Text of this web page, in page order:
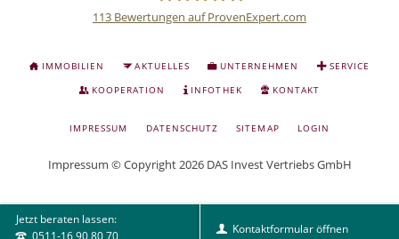
Jetzt beraten lassen:
0511-16 90 80 70
Kontaktformular öffnen
Anlage
und
Investitionen
113 Bewertungen auf ProvenExpert.com
NAVIGATION
IMMOBILIEN AKTUELLES UNTERNEHMEN
SERVICE
KOOPERATION
INFOTHEK KONTAKT
NAVIGATION
IMPRESSUM DATENSCHUTZ SITEMAP LOGIN
Impressum © Copyright 2026 DAS Invest Vertriebs GmbH